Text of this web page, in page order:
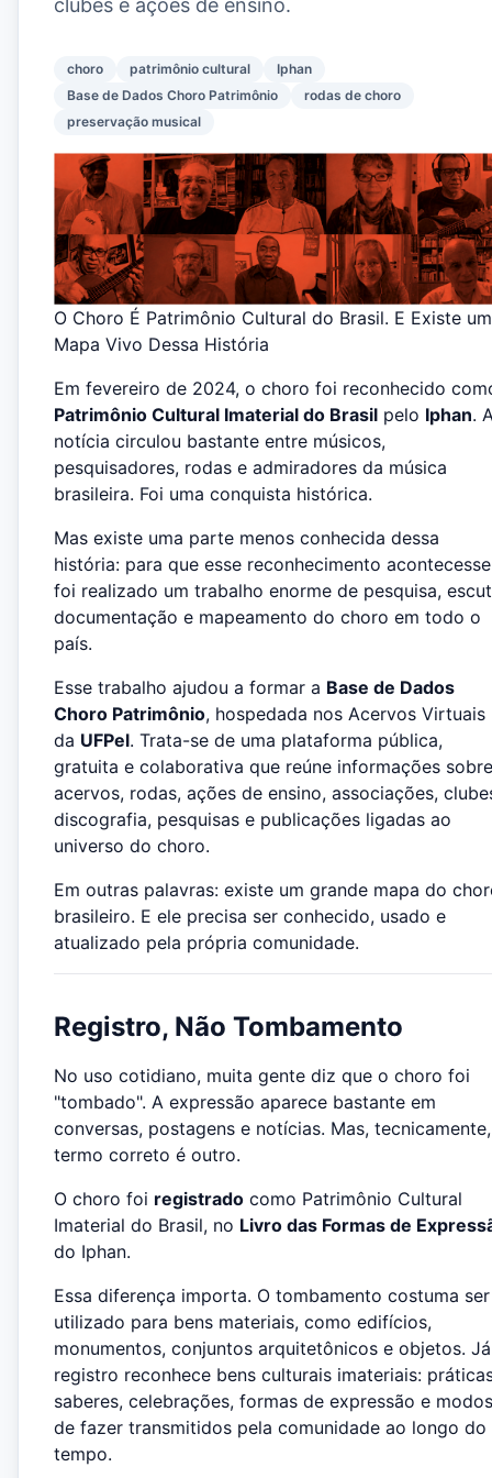
clubes e ações de ensino.
choro patrimônio cultural
Iphan
Base de Dados Choro Patrimônio
rodas de choro
preservação musical
O Choro É Patrimônio Cultural do Brasil. E Existe um
Mapa Vivo Dessa História
Em fevereiro de 2024, o choro foi reconhecido
Patrimônio Cultural Imaterial do Brasil pelo Iphan.
notícia circulou bastante entre músicos,
pesquisadores, rodas e admiradores da música
brasileira. Foi uma conquista histórica.
Mas existe uma parte menos conhecida dessa
história: para que esse reconhecimento
foi realizado um trabalho enorme de pesquisa,
documentação e mapeamento do choro em todo o
país.
Esse trabalho ajudou a formar a Base de Dados
Choro Patrimônio, hospedada nos Acervos Virtuais
da UFPel. Trata-se de uma plataforma pública,
gratuita e colaborativa que reúne informações sobre
acervos, rodas, ações de ensino, associações,
discografia, pesquisas e publicações ligadas ao
universo do choro.
Em outras palavras: existe um grande mapa do
brasileiro. E ele precisa ser conhecido, usado e
atualizado pela própria comunidade.
Registro, Não Tombamento
No uso cotidiano, muita gente diz que o choro foi
"tombado". A expressão aparece bastante em
conversas, postagens e notícias. Mas,
termo correto é outro.
O choro foi registrado como Patrimônio Cultural
Imaterial do Brasil, no Livro das Formas de
do Iphan.
Essa diferença importa. O tombamento costuma ser
utilizado para bens materiais, como edifícios,
monumentos, conjuntos arquitetônicos e objetos.
registro reconhece bens culturais imateriais:
saberes, celebrações, formas de expressão e modos
de fazer transmitidos pela comunidade ao longo do
tempo.